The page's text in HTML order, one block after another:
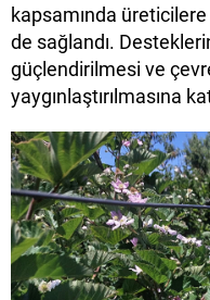
kapsamında
de sağlandı.
güçlendirilmesi ve
yaygınlaştırılmasına